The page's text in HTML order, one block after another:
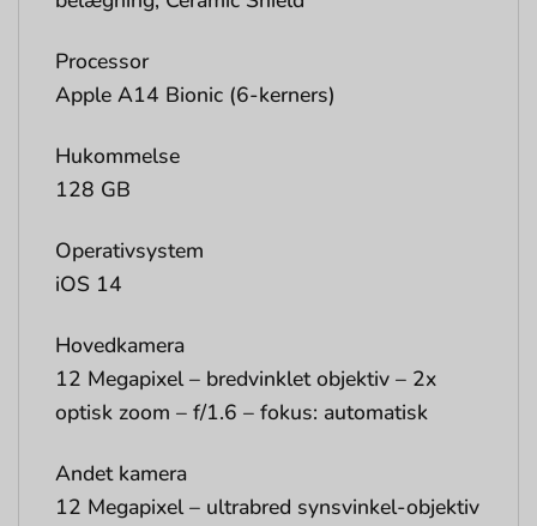
Processor
Apple A14 Bionic (6-kerners)
Hukommelse
128 GB
Operativsystem
iOS 14
Hovedkamera
12 Megapixel – bredvinklet objektiv – 2x
optisk zoom – f/1.6 – fokus: automatisk
Andet kamera
12 Megapixel – ultrabred synsvinkel-objektiv